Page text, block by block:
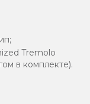
Tremolo
в комплекте).